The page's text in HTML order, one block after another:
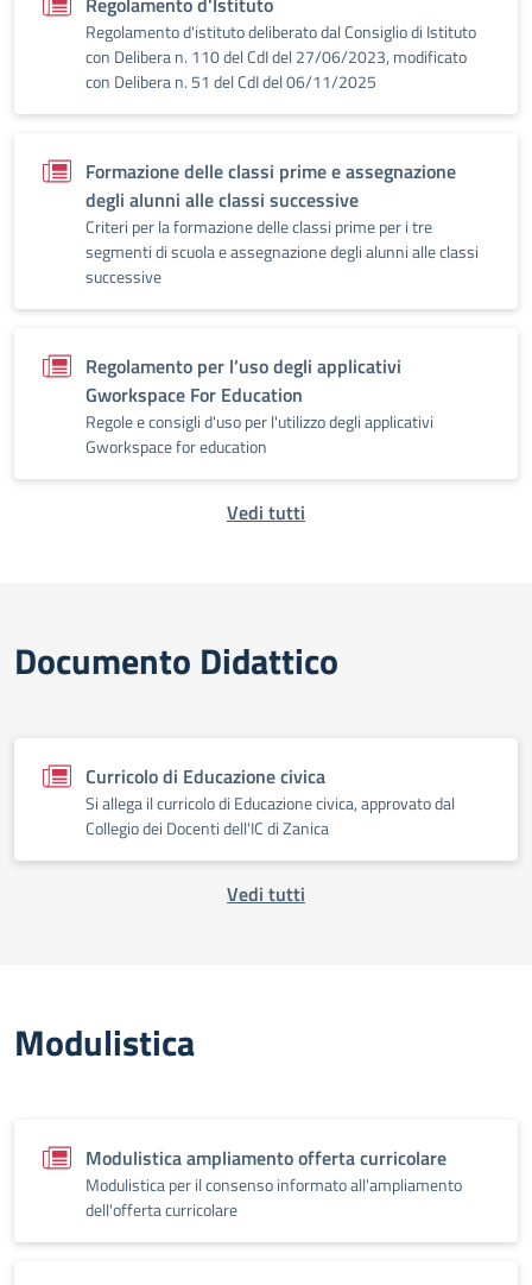
Regolamento d'istituto deliberato dal Consiglio di Istituto
con Delibera n. 110 del CdI del 27/06/2023, modificato
con Delibera n. 51 del CdI del 06/11/2025
Formazione delle classi prime e assegnazione
degli alunni alle classi successive
Criteri per la formazione delle classi prime per i tre
segmenti di scuola e assegnazione degli alunni alle classi
successive
Regolamento per l’uso degli applicativi
Gworkspace For Education
Regole e consigli d'uso per l'utilizzo degli applicativi
Gworkspace for education
Vedi tutti
Documento Didattico
Curricolo di Educazione civica
Si allega il curricolo di Educazione civica, approvato dal
Collegio dei Docenti dell'IC di Zanica
Vedi tutti
Modulistica
Modulistica ampliamento offerta curricolare
Modulistica per il consenso informato all'ampliamento
dell'offerta curricolare